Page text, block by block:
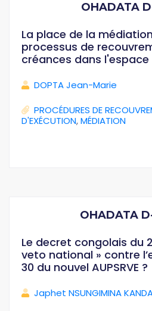
OHADATA
La place de la
processus de
créances dans l'espace
DOPTA Jean-Marie
PROCÉDURES DE
D'EXÉCUTION,MÉDIATION
OHADATA
Le decret congolais du
veto national » contre
30 du nouvel AUPSRVE ?
Japhet NSUNGIMINA